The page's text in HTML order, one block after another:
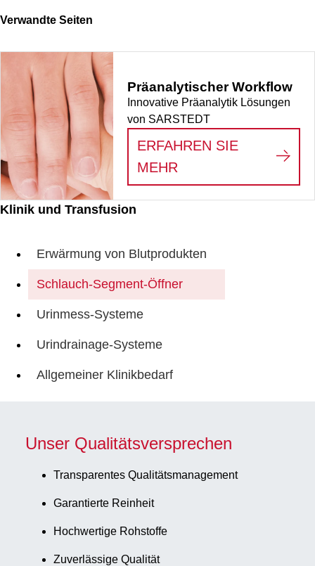
Klinik und Transfusion
Erwärmung von Blutprodukten
Schlauch-Segment-Öffner
Urinmess-Systeme
Urindrainage-Systeme
Allgemeiner Klinikbedarf
Verwandte Seiten
Präanalytischer Workflow
Innovative Präanalytik Lösungen
von SARSTEDT
ERFAHREN SIE
MEHR
Unser Qualitätsversprechen
Transparentes Qualitätsmanagement
Garantierte Reinheit
Hochwertige Rohstoffe
Zuverlässige Qualität